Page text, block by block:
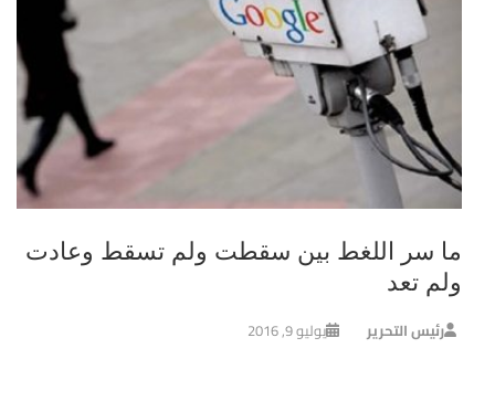
ما سر اللغط بين سقطت ولم تسقط وعادت
ولم تعد
رئيس التحرير يوليو 9, 2016